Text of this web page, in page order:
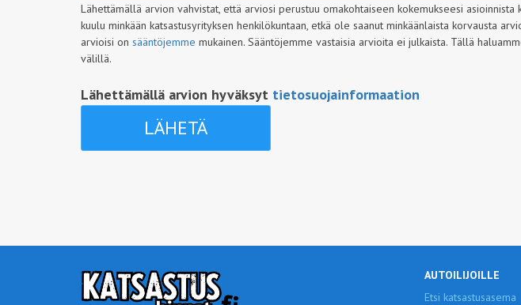
Lähettämällä arvion vahvistat, että arviosi perustuu omakohtaiseen kokemukseesi asioinnista
kuulu minkään katsastusyrityksen henkilökuntaan, etkä ole saanut minkäänlaista korvausta
arvioisi on sääntöjemme mukainen. Sääntöjemme vastaisia arvioita ei julkaista. Tällä
välillä.
Lähettämällä arvion hyväksyt tietosuojainformaation
AUTOILIJOILLE
Etsi katsastusasema